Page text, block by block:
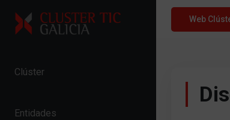
Skip to content
Clúster
Entidades
Web